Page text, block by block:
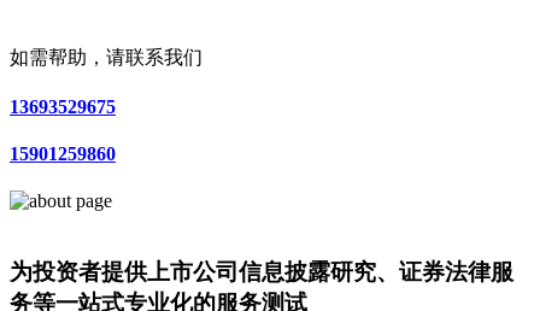
如需帮助，请联系我们
13693529675
15901259860
为投资者提供上市公司信息披露研究、证券法律服
务等一站式专业化的服务测试